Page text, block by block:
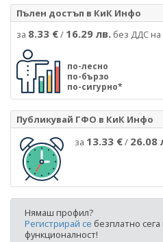
Пълен достъп в КиК Инфо
за 8.33 €/ 16.29 лв. без ДДС
по-лесно
по-бързо
по-сигурно*
Публикувай ГФО в КиК Инфо
за 13.33 €/ 26.08
Нямаш профил?
Регистрирай се безплатно
функционалност!